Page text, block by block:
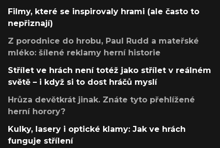
Filmy, které se inspirovaly hrami (ale často to
nepřiznají)
Z porodnice do hrobu, Paul Rudd a mateřské
mléko: šílené reklamy herní historie
Střílet ve hrách není totéž jako střílet v reálném
světě – i když si to dost hráčů myslí
Hrůza devětkrát jinak. Znáte tyto přehlížené
herní horory?
Kulky, lasery i optické klamy: Jak ve hrách
funguje střílení